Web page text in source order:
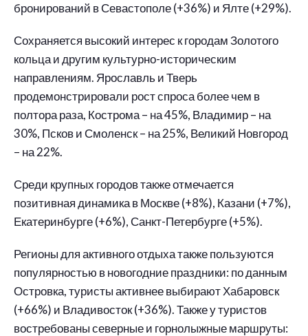
бронирований в Севастополе (+36%) и Ялте (+29%).
Сохраняется высокий интерес к городам Золотого
кольца и другим культурно-историческим
направлениям. Ярославль и Тверь
продемонстрировали рост спроса более чем в
полтора раза, Кострома – на 45%, Владимир – на
30%, Псков и Смоленск – на 25%, Великий Новгород
– на 22%.
Среди крупных городов также отмечается
позитивная динамика в Москве (+8%), Казани (+7%),
Екатеринбурге (+6%), Санкт-Петербурге (+5%).
Регионы для активного отдыха также пользуются
популярностью в новогодние праздники: по данным
Островка, туристы активнее выбирают Хабаровск
(+66%) и Владивосток (+36%). Также у туристов
востребованы северные и горнолыжные маршруты: